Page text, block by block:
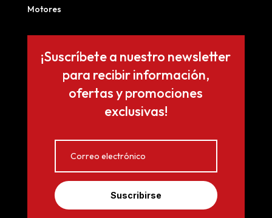
Motores
¡Suscríbete a nuestro newsletter
para recibir información,
ofertas y promociones
exclusivas!
Suscribirse